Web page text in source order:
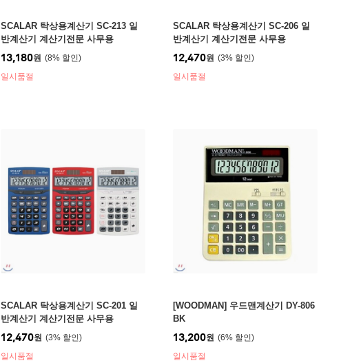
SCALAR 탁상용계산기 SC-213 일
반계산기 계산기전문 사무용
8%
13,180원
일시품절
SCALAR 탁상용계산기 SC-206 일
반계산기 계산기전문 사무용
3%
12,470원
일시품절
SCALAR 탁상용계산기 SC-201 일
반계산기 계산기전문 사무용
3%
12,470원
일시품절
[WOODMAN] 우드맨계산기 DY-806
BK
6%
13,200원
일시품절